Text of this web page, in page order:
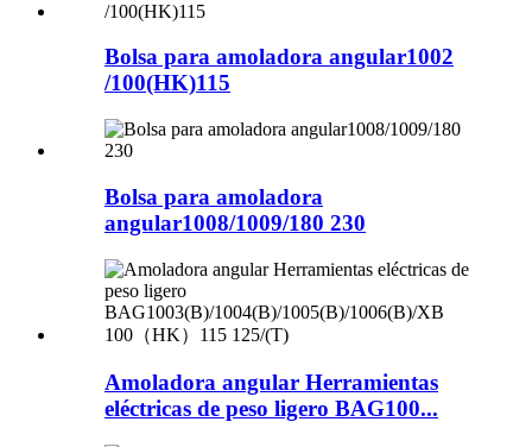
Bolsa para amoladora angular1002
/100(HK)115
Bolsa para amoladora
angular1008/1009/180 230
Amoladora angular Herramientas
eléctricas de peso ligero BAG100...